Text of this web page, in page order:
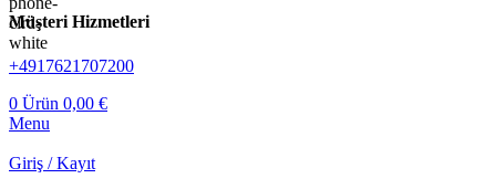
Müşteri Hizmetleri
+4917621707200
0 Ürün 0,00 €
Menu
Giriş / Kayıt